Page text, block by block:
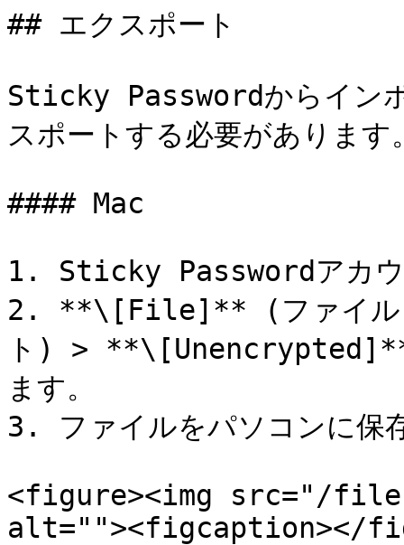
## エクスポート
Sticky Passwordからイン
スポートする必要があります
#### Mac
1. Sticky Passwordアカウ
2. **\[File]** (ファイ
ト) > **\[Unencrypted]**
ます。
3. ファイルをパソコンに保
<figure><img src="/files/
alt=""><figcaption></